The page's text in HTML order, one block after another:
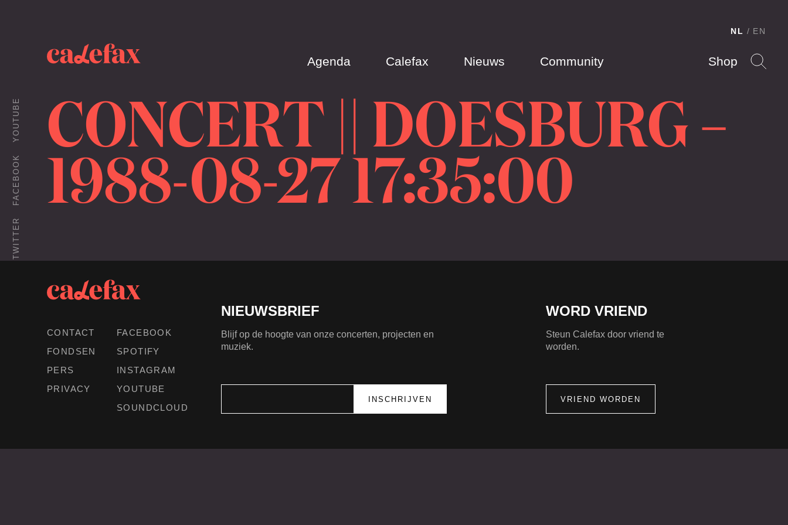
Agenda Calefax Nieuws Community Shop
NL EN
TWITTER
FACEBOOK
YOUTUBE CONCERT || DOESBURG –
1988-08-27 17:35:00
CONTACT
FONDSEN
PERS
PRIVACY
FACEBOOK
SPOTIFY
INSTAGRAM
YOUTUBE
SOUNDCLOUD
NIEUWSBRIEF
Blijf op de hoogte van onze concerten, projecten en
muziek.
WORD VRIEND
Steun Calefax door vriend te
worden.
VRIEND WORDEN